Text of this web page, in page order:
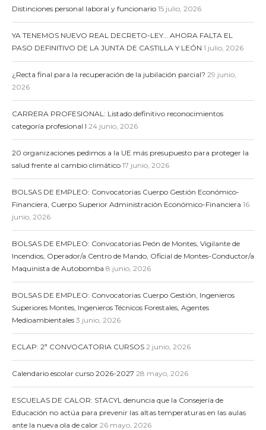
Distinciones personal laboral y funcionario 15 julio, 2026
YA TENEMOS NUEVO REAL DECRETO-LEY… AHORA FALTA EL
PASO DEFINITIVO DE LA JUNTA DE CASTILLA Y LEÓN 1 julio, 2026
¿Recta final para la recuperación de la jubilación parcial? 29 junio,
2026
CARRERA PROFESIONAL: Listado definitivo reconocimientos
categoría profesional I 24 junio, 2026
20 organizaciones pedimos a la UE más presupuesto para proteger la
salud frente al cambio climático 17 junio, 2026
BOLSAS DE EMPLEO: Convocatorias Cuerpo Gestión Económico-
Financiera, Cuerpo Superior Administración Económico-Financiera 16
junio, 2026
BOLSAS DE EMPLEO: Convocatorias Peón de Montes, Vigilante de
Incendios, Operador/a Centro de Mando, Oficial de Montes-Conductor/a
Maquinista de Autobomba 8 junio, 2026
BOLSAS DE EMPLEO: Convocatorias Cuerpo Gestión, Ingenieros
Superiores Montes, Ingenieros Técnicos Forestales, Agentes
Medioambientales 3 junio, 2026
ECLAP: 2ª CONVOCATORIA CURSOS 2 junio, 2026
Calendario escolar curso 2026-2027 28 mayo, 2026
ESCUELAS DE CALOR: STACYL denuncia que la Consejería de
Educación no actúa para prevenir las altas temperaturas en las aulas
ante la nueva ola de calor 26 mayo, 2026